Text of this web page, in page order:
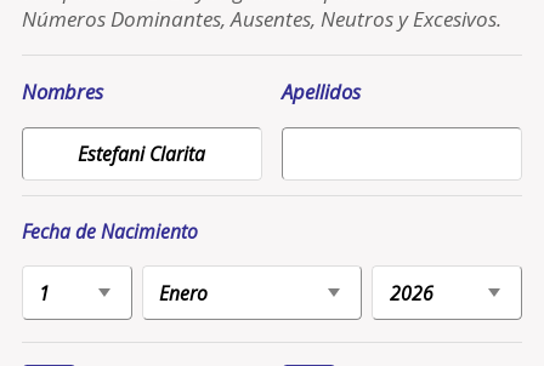
Números Dominantes, Ausentes, Neutros y Excesivos.
Nombres Apellidos
Fecha de Nacimiento